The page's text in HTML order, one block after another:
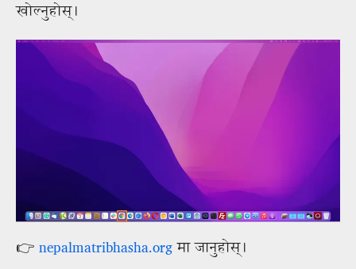
खोल्नुहोस्।
👉 nepalmatribhasha.orgमा जानुहोस्।